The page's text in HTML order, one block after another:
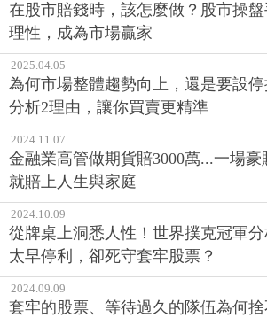
在股市賠錢時，該怎麼做？股市操
理性，成為市場贏家
2025.04.05
為何市場整體趨勢向上，還是要設
分析2理由，讓你買賣更精準
2024.11.07
金融業高管做期貨賠3000萬...一場
就賠上人生與家庭
2024.10.09
從牌桌上洞悉人性！世界撲克冠軍
太早停利，卻死守套牢股票？
2024.09.09
套牢的股票、等待過久的隊伍為何